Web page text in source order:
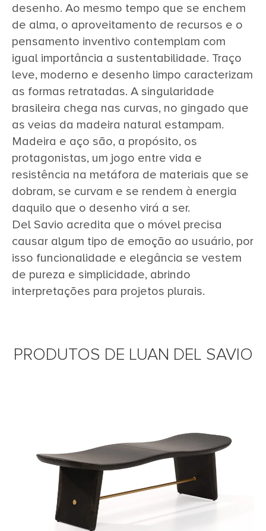
desenho. Ao mesmo tempo que se enchem
de alma, o aproveitamento de recursos e o
pensamento inventivo contemplam com
igual importância a sustentabilidade. Traço
leve, moderno e desenho limpo caracterizam
as formas retratadas. A singularidade
brasileira chega nas curvas, no gingado que
as veias da madeira natural estampam.
Madeira e aço são, a propósito, os
protagonistas, um jogo entre vida e
resistência na metáfora de materiais que se
dobram, se curvam e se rendem à energia
daquilo que o desenho virá a ser.
Del Savio acredita que o móvel precisa
causar algum tipo de emoção ao usuário, por
isso funcionalidade e elegância se vestem
de pureza e simplicidade, abrindo
interpretações para projetos plurais.
PRODUTOS DE LUAN DEL SAVIO